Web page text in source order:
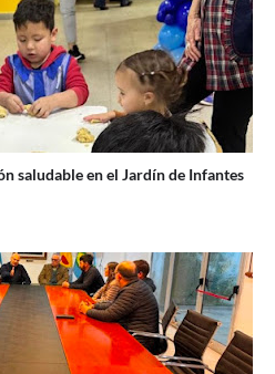
saludable en el Jardín de Infantes